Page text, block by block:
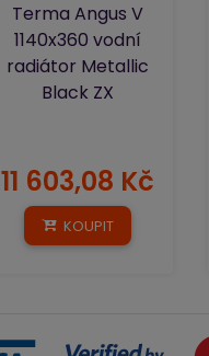
Terma Angus V
1140x360 vodní
radiátor Metallic
Black ZX
11 603,08 Kč
KOUPIT